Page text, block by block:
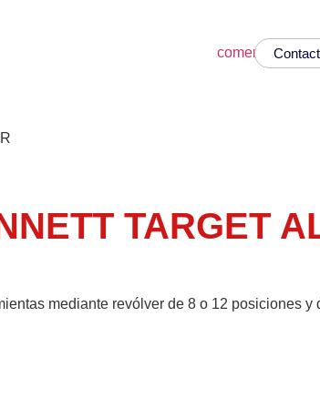
TARGET
mediante revólver de 8 o 12 posiciones y